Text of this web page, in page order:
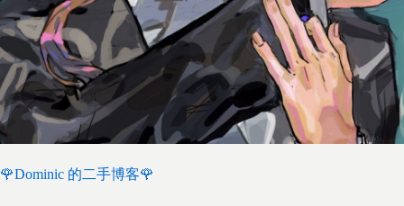
🌹Dominic 的二手博客🌹